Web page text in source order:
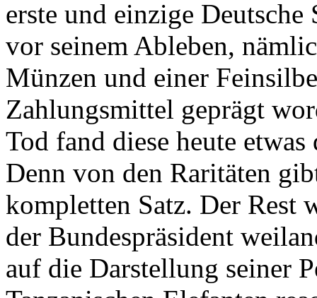
erste und einzige Deutsche
vor seinem Ableben,
Münzen und einer
Zahlungsmittel geprägt
Tod fand diese heute
Denn von den Raritäten
kompletten Satz. Der Rest
der Bundespräsident
auf die Darstellung seiner